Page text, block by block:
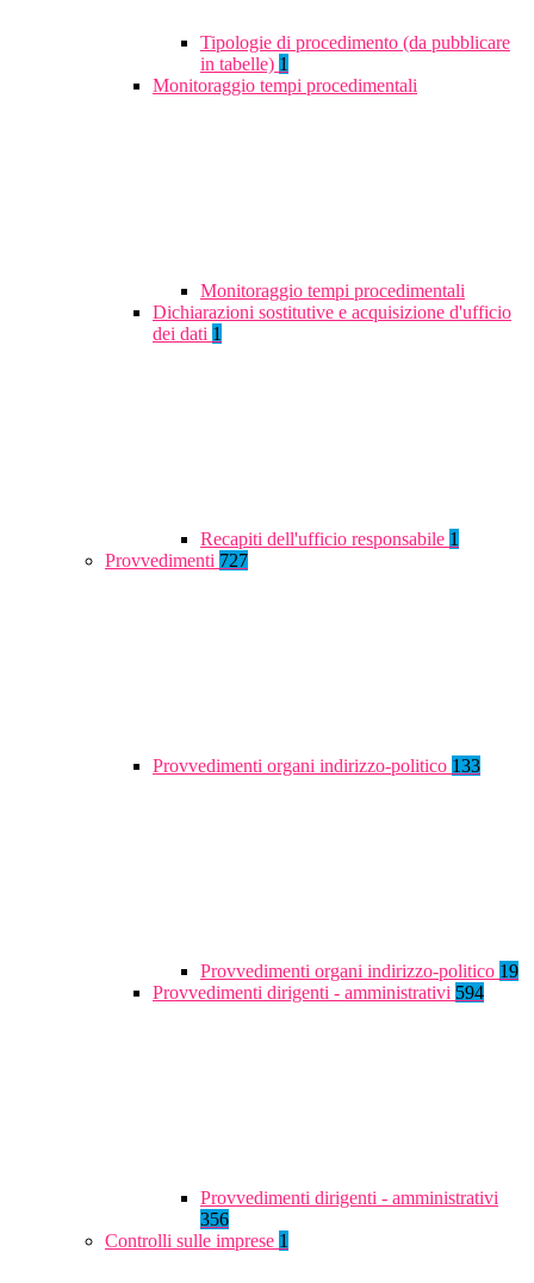
Tipologie di procedimento (da pubblicare
in tabelle) 1
Monitoraggio tempi procedimentali
Monitoraggio tempi procedimentali
Dichiarazioni sostitutive e acquisizione d'ufficio
dei dati 1
Recapiti dell'ufficio responsabile 1
Provvedimenti 727
Provvedimenti organi indirizzo-politico 133
Provvedimenti organi indirizzo-politico 19
Provvedimenti dirigenti - amministrativi 594
Provvedimenti dirigenti - amministrativi
356
Controlli sulle imprese 1